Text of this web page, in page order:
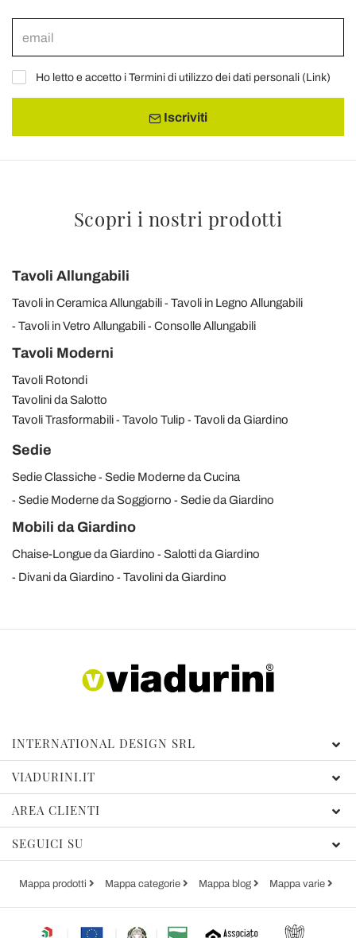
Ho letto e accetto i Termini di utilizzo dei dati personali (Link)
Iscriviti
Scopri i nostri prodotti
Tavoli Allungabili
Tavoli in Ceramica Allungabili
Tavoli in Legno Allungabili
Tavoli in Vetro Allungabili
Consolle Allungabili
Tavoli Moderni
Tavoli Rotondi
Tavolini da Salotto
Tavoli Trasformabili
Tavolo Tulip Tavoli da Giardino
Sedie
Sedie Classiche
Sedie Moderne da Cucina
Sedie Moderne da Soggiorno
Sedie da Giardino
Mobili da Giardino
Chaise-Longue da Giardino
Salotti da Giardino
Divani da Giardino
Tavolini da Giardino
INTERNATIONAL DESIGN SRL
VIADURINI.IT
AREA CLIENTI
SEGUICI SU
Mappa prodotti Mappa categorie Mappa blog Mappa varie